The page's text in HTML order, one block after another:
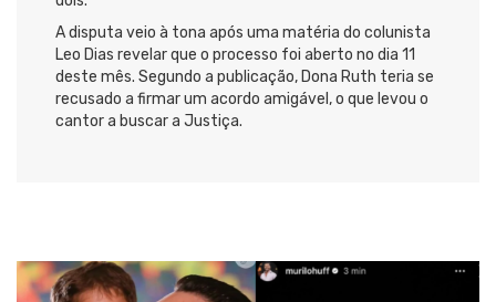
A disputa veio à tona após uma matéria do colunista
Leo Dias revelar que o processo foi aberto no dia 11
deste mês. Segundo a publicação, Dona Ruth teria se
recusado a firmar um acordo amigável, o que levou o
cantor a buscar a Justiça.